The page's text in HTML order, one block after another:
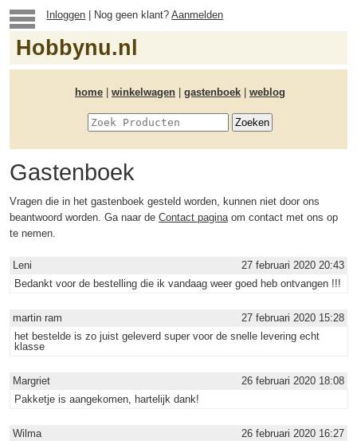
Inloggen | Nog geen klant?Aanmelden
Hobbynu.nl
home winkelwagen gastenboek weblog
Gastenboek
Vragen die in het gastenboek gesteld worden, kunnen niet door ons
beantwoord worden. Ga naar de Contact paginaom contact met ons op
te nemen.
Leni
27 februari 2020 20:43
Bedankt voor de bestelling die ik vandaag weer goed heb ontvangen !!!
martin ram
27 februari 2020 15:28
het bestelde is zo juist geleverd super voor de snelle levering echt
klasse
Margriet
26 februari 2020 18:08
Pakketje is aangekomen, hartelijk dank!
Wilma
26 februari 2020 16:27